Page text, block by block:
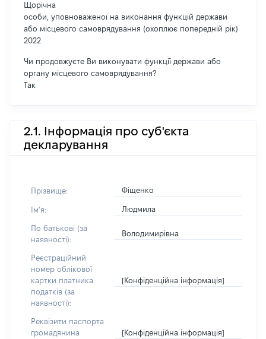
Щорічна
особи, уповноваженої на виконання функцій держави
або місцевого самоврядування (охоплює попередній рік)
2022
Чи продовжуєте Ви виконувати функції держави або
органу місцевого самоврядування?
Так
2.1. Інформація про суб'єкта
декларування
Прізвище: Фіщенко
Імʼя: Людмила
По батькові (за
наявності):
Володимирівна
Реєстраційний
номер облікової
картки платника
податків (за
наявності):
[Конфіденційна інформація]
Реквізити паспорта
громадянина
[Конфіденційна інформація]